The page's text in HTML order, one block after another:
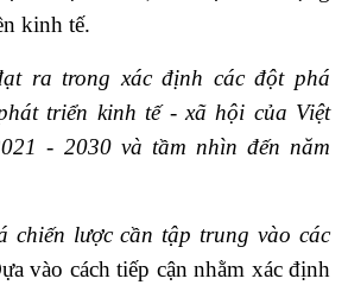
kinh tế.
ra trong xác định các đột phá
triển kinh tế - xã hội của Việt
- 2030 và tầm nhìn đến năm
chiến lược cần tập trung vào các
vào cách tiếp cận nhằm xác định